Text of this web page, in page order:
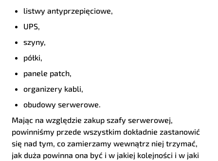
listwy antyprzepięciowe,
UPS,
szyny,
półki,
panele patch,
organizery kabli,
obudowy serwerowe.
Mając na względzie zakup szafy serwerowej,
powinniśmy przede wszystkim dokładnie zastanowić
się nad tym, co zamierzamy wewnątrz niej trzymać,
jak duża powinna ona być i w jakiej kolejności i w jaki